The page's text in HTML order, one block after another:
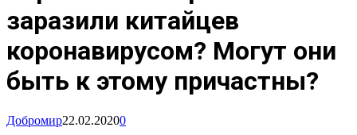
заразили китайцев
коронавирусом? Могут они
быть к этому причастны?
Добромир22.02.20200